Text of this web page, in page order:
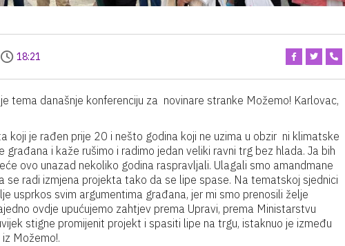
18:21
tema današnje konferenciju za novinare stranke Možemo! Karlovac,
koji je rađen prije 20 i nešto godina koji ne uzima u obzir ni klimatske
građana i kaže rušimo i radimo jedan veliki ravni trg bez hlada. Ja bih
ovo unazad nekoliko godina raspravljali. Ulagali smo amandmane
se radi izmjena projekta tako da se lipe spase. Na tematskoj sjednici
usprkos svim argumentima građana, jer mi smo prenosili želje
ovdje upućujemo zahtjev prema Upravi, prema Ministarstvu
stigne promijenit projekt i spasiti lipe na trgu, istaknuo je između
Možemo!.